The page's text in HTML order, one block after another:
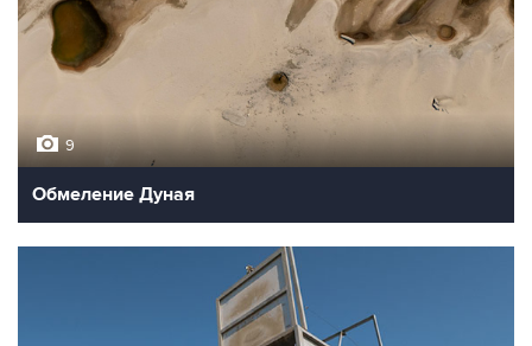
9
Обмеление Дуная